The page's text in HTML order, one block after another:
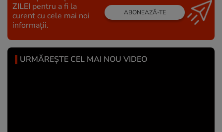
ZILEI pentru a fi la
curent cu cele mai noi
informații.
ABONEAZĂ-TE
URMĂREȘTE CEL MAI NOU VIDEO